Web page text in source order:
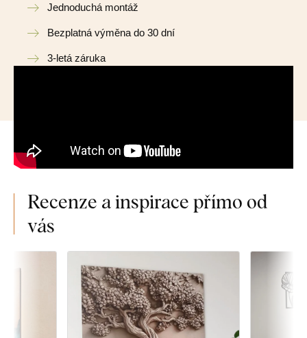
Jednoduchá montáž
Bezplatná výměna do 30 dní
3-letá záruka
Recenze a inspirace přímo od
vás